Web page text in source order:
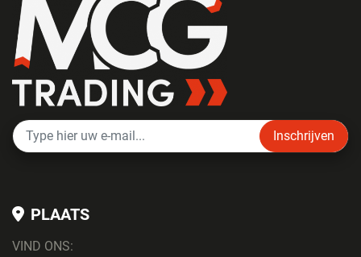
Inschrijven
PLAATS
VIND ONS: